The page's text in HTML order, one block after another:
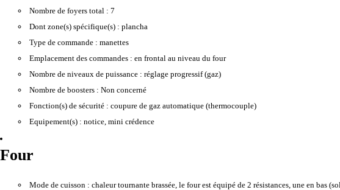
Nombre de foyers total : 7
Dont zone(s) spécifique(s) : plancha
Type de commande : manettes
Emplacement des commandes : en frontal au niveau du four
Nombre de niveaux de puissance : réglage progressif (gaz)
Nombre de boosters : Non concerné
Fonction(s) de sécurité : coupure de gaz automatique (thermocouple)
Equipement(s) : notice, mini crédence
Four
Mode de cuisson : chaleur tournante brassée, le four est équipé de 2 résistances, une en bas